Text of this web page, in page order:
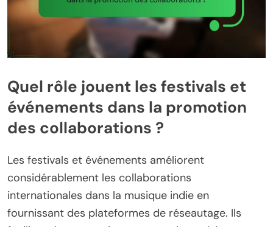
Quel rôle jouent les festivals et
événements dans la promotion
des collaborations ?
Les festivals et événements améliorent
considérablement les collaborations
internationales dans la musique indie en
fournissant des plateformes de réseautage. Ils